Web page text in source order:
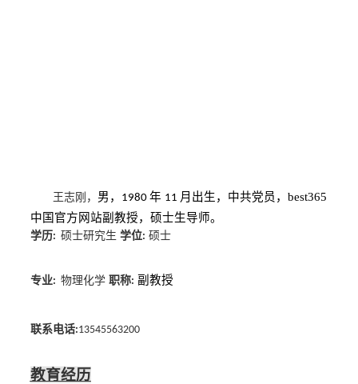
王志刚 ， 男， 1980 年 11 月出生， 中共党员，best365
中国官方网站副教授， 硕士生导师。
学历: 硕士研究生 学位: 硕士
专业: 物理化学 职称: 副教授
联系电话:13545563200
教育经历